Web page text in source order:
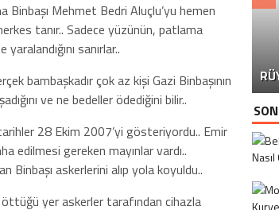
Binbaşı Mehmet Bedri Aluçlu’yu hemen
tanır.. Sadece yüzünün, patlama
yaralandığını sanırlar..
bambaşkadır çok az kişi Gazi Binbaşının
ve ne bedeller ödediğini bilir..
28 Ekim 2007’yi gösteriyordu.. Emir
edilmesi gereken mayınlar vardı..
Binbaşı askerlerini alıp yola koyuldu..
öttüğü yer askerler tarafından cihazla